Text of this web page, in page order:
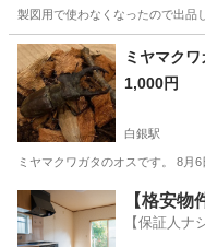
製図用で使わなくなったので出品
青森 青森市 筒井駅
ミヤマク
1,000円
白銀駅
ミヤマクワガタのオスです。 8月
青森 八戸市 白銀駅
【格安物
【保証人ナ